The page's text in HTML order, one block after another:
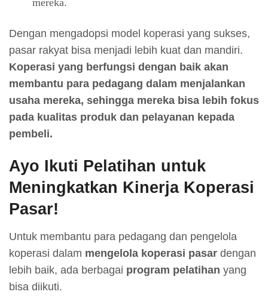
Dengan mengadopsi model koperasi yang sukses,
pasar rakyat bisa menjadi lebih kuat dan mandiri.
Koperasi yang berfungsi dengan baik akan
membantu para pedagang dalam menjalankan
usaha mereka, sehingga mereka bisa lebih fokus
pada kualitas produk dan pelayanan kepada
pembeli.
Ayo Ikuti Pelatihan untuk
Meningkatkan Kinerja Koperasi
Pasar!
Untuk membantu para pedagang dan pengelola
koperasi dalam mengelola koperasi pasar dengan
lebih baik, ada berbagai program pelatihan yang
bisa diikuti.